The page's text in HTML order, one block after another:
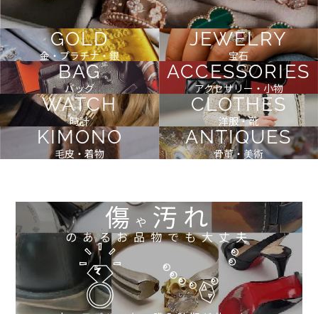
GOLD
金・プラチナ・銀
JEWELRY
宝石
BAG
バッグ
ACCESSORIES
アクセサリー・小物
WATCH
時計
CLOTHES
洋服・靴
KIMONO
毛皮・着物
ANTIQUES
骨董・美術
傷や 汚れ
のあるお品物でも大丈夫